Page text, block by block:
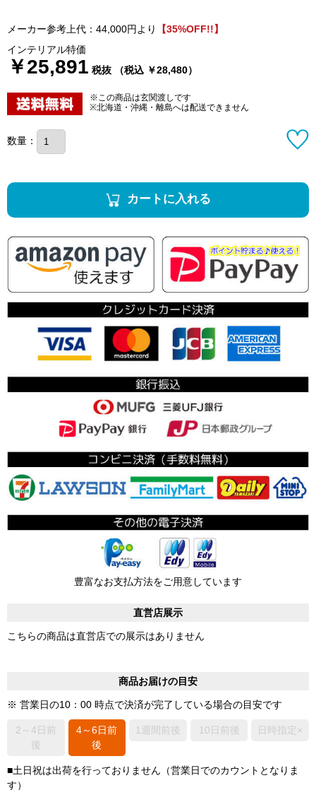
メーカー参考上代：44,000円より
【35%OFF!!】
インテリアル特価
￥25,891 税抜 （税込 ￥28,480）
※この商品は玄関渡しです
※北海道・沖縄・離島へは配送できません
数量：
カートに入れる
豊富なお支払方法をご用意しています
直営店展示
こちらの商品は直営店での展示はありません
商品お届けの目安
※ 営業日の10：00 時点で決済が完了している場合の目安です
2～4日前
後
4～6日前
後
1週間前後 10日前後 日時指定×
■土日祝は出荷を行っておりません（営業日でのカウントとなりま
す）